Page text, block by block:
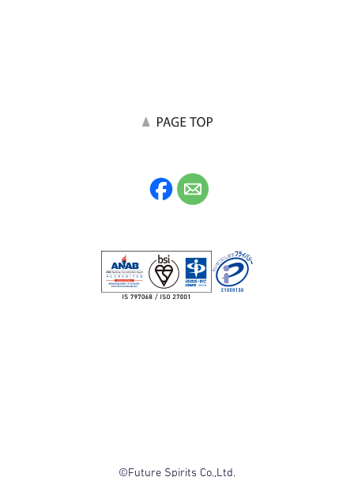
©Future Spirits Co.,Ltd.